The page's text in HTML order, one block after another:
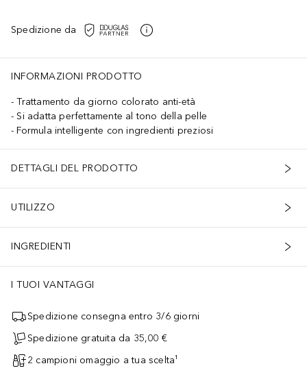
Spedizione da
INFORMAZIONI PRODOTTO
Trattamento da giorno colorato anti-età
Si adatta perfettamente al tono della pelle
Formula intelligente con ingredienti preziosi
DETTAGLI DEL PRODOTTO
UTILIZZO
INGREDIENTI
I TUOI VANTAGGI
Spedizione consegna entro 3/6 giorni
Spedizione gratuita da 35,00 €
2 campioni omaggio a tua scelta¹